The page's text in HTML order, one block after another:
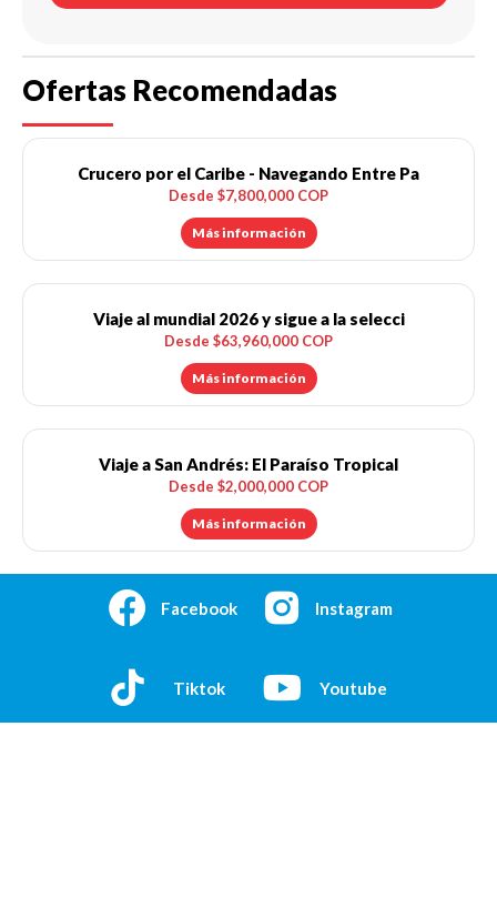
Ofertas Recomendadas
Crucero por el Caribe - Navegando Entre Pa
Desde $7,800,000 COP
Más información
Viaje al mundial 2026 y sigue a la selecci
Desde $63,960,000 COP
Más información
Viaje a San Andrés: El Paraíso Tropical
Desde $2,000,000 COP
Más información
Facebook Instagram
Tiktok Youtube